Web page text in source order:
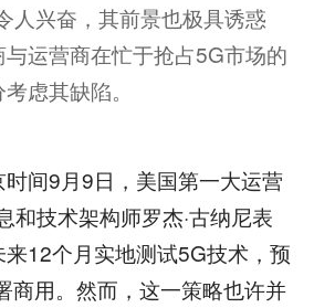
人兴奋，其前景也极具诱惑
运营商在忙于抢占5G市场的
虑其缺陷。
间9月9日，美国第一大运营
和技术架构师罗杰·古纳尼表
12个月实地测试5G技术，预
商用。然而，这一策略也许并